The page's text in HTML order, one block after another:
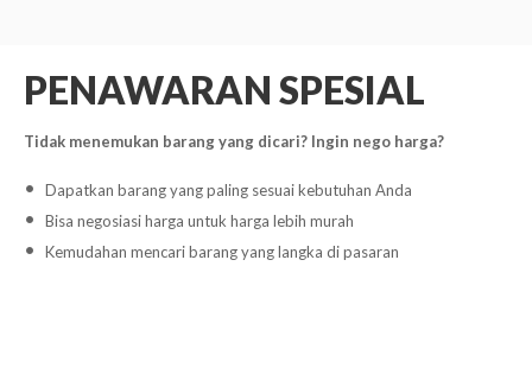
PENAWARAN SPESIAL
Tidak menemukan barang yang dicari? Ingin nego harga?
Dapatkan barang yang paling sesuai kebutuhan Anda
Bisa negosiasi harga untuk harga lebih murah
Kemudahan mencari barang yang langka di pasaran